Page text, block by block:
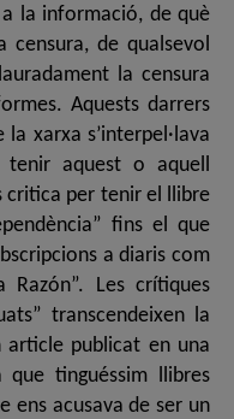
a la informació, de què
censura, de qualsevol
la censura
Aquests darrers
xarxa s’interpel·lava
tenir aquest o aquell
critica per tenir el llibre
fins el que
a diaris com
Razón”. Les crítiques
transcendeixen la
publicat en una
que tinguéssim llibres
ens acusava de ser un